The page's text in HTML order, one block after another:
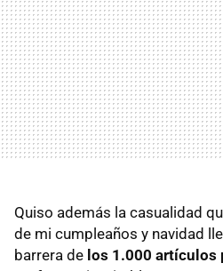
Quiso además la casualidad
de mi cumpleaños y navidad
barrera de los 1.000 artículos